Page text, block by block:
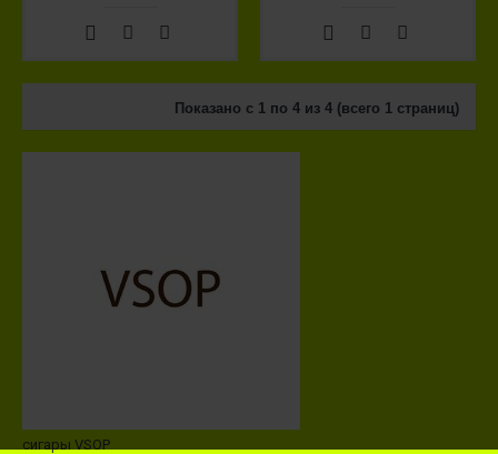
Показано с 1 по 4 из 4 (всего 1 страниц)
сигары VSOP